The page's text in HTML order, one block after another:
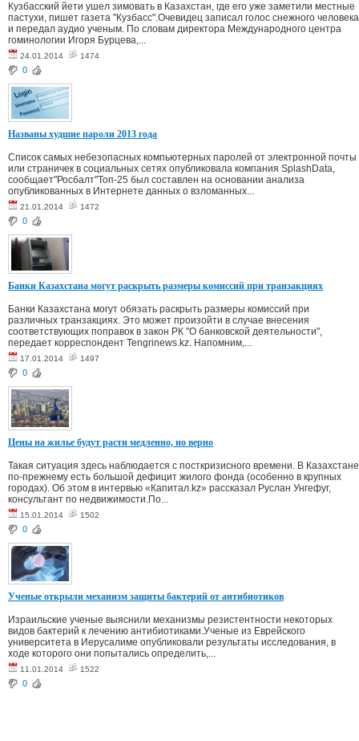
Кузбасский йети ушел зимовать в Казахстан, где его уже заметили местные
пастухи, пишет газета "Кузбасс".Очевидец записал голос снежного человека
и передал аудио ученым. По словам директора Международного центра
гоминологии Игоря Бурцева,...
24.01.2014 1474
0
Названы худшие пароли 2013 года
Список самых небезопасных компьютерных паролей от электронной почты
или страничек в социальных сетях опубликовала компания SplashData,
сообщает"Росбалт"Топ-25 был составлен на основании анализа
опубликованных в Интернете данных о взломанных...
21.01.2014 1472
0
Банки Казахстана могут раскрыть размеры комиссий при транзакциях
Банки Казахстана могут обязать раскрыть размеры комиссий при
различных транзакциях. Это может произойти в случае внесения
соответствующих поправок в закон РК "О банковской деятельности",
передает корреспондент Tengrinews.kz. Напомним,...
17.01.2014 1497
0
Цены на жилье будут расти медленно, но верно
Такая ситуация здесь наблюдается с посткризисного времени. В Казахстане
по-прежнему есть большой дефицит жилого фонда (особенно в крупных
городах). Об этом в интервью «Капитал.kz» рассказал Руслан Унгефуг,
консультант по недвижимости.По...
15.01.2014 1502
0
Ученые открыли механизм защиты бактерий от антибиотиков
Израильские ученые выяснили механизмы резистентности некоторых
видов бактерий к лечению антибиотиками.Ученые из Еврейского
университета в Иерусалиме опубликовали результаты исследования, в
ходе которого они попытались определить,...
11.01.2014 1522
0